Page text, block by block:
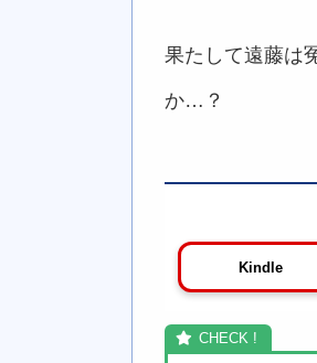
果たして遠藤は
か…？
Kindle